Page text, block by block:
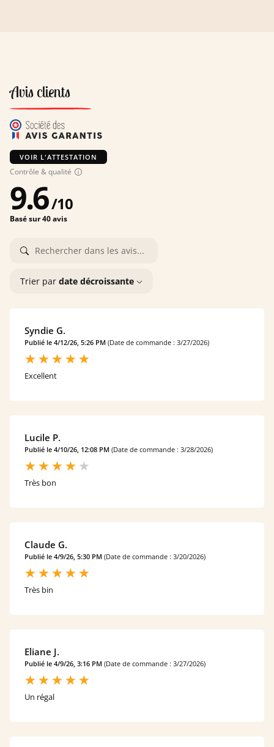
Avis clients
VOIR L'ATTESTATION
Contrôle & qualité
9.6/10
Basé sur 40 avis
Trier par date décroissante
Syndie G.
Publié le 4/12/26, 5:26 PM (Date de commande : 3/27/2026)
Excellent
Lucile P.
Publié le 4/10/26, 12:08 PM (Date de commande : 3/28/2026)
Très bon
Claude G.
Publié le 4/9/26, 5:30 PM (Date de commande : 3/20/2026)
Très bin
Eliane J.
Publié le 4/9/26, 3:16 PM (Date de commande : 3/27/2026)
Un régal